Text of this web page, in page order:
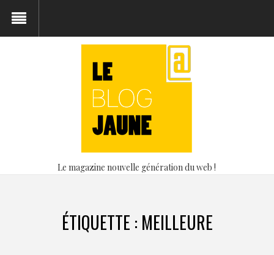
Le magazine nouvelle génération du web !
ÉTIQUETTE : MEILLEURE